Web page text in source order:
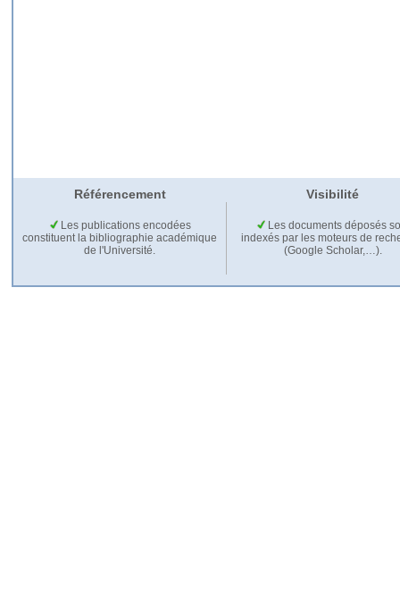
Référencement Visibilité
Les publications encodées
constituent la bibliographie académique
de l'Université.
Les documents déposés
indexés par les moteurs de
(Google Scholar,…).